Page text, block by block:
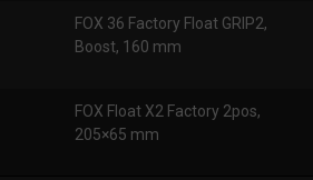
FOX 36 Factory Float GRIP2,
Boost, 160 mm
FOX Float X2 Factory 2pos,
205×65 mm